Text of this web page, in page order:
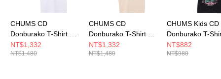
CHUMS CD
Donburako T-Shirt 男
短袖上衣 白色
CH012759W001
NT$1,332
NT$1,480
CHUMS CD
Donburako T-Shirt 男
短袖上衣 米灰色
CH012759G057
NT$1,332
NT$1,480
CHUMS Kids CD
Donburako T-
大童 短袖上衣 黑
CH211449K001
NT$882
NT$980